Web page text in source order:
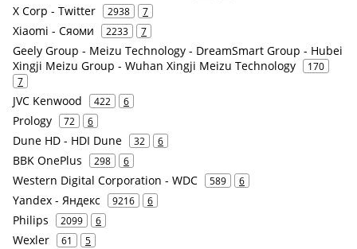
X Corp - Twitter 2938 7
Xiaomi - Сяоми 2233 7
Geely Group - Meizu Technology - DreamSmart Group - Hubei
Xingji Meizu Group - Wuhan Xingji Meizu Technology
170
7
JVC Kenwood 422 6
Prology 72 6
Dune HD - HDI Dune 32 6
BBK OnePlus 298 6
Western Digital Corporation - WDC 589 6
Yandex - Яндекс 9216 6
Philips 2099 6
Wexler 61 5